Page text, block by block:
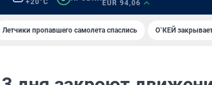
+20°C
EUR 94,06
Летчики пропавшего самолета спаслись О`КЕЙ